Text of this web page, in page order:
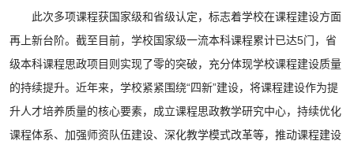
此次多项课程获国家级和省级认定，标志着学校在课程建设方面
再上新台阶。截至目前，学校国家级一流本科课程累计已达5门，省
级本科课程思政项目则实现了零的突破，充分体现学校课程建设质量
的持续提升。 近年来，学校紧紧围绕“四新”建设，将课程建设作为提
升人才培养质量的核心要素，成立课程思政教学研究中心，持续优化
课程体系、加强师资队伍建设、深化教学模式改革等，推动课程建设